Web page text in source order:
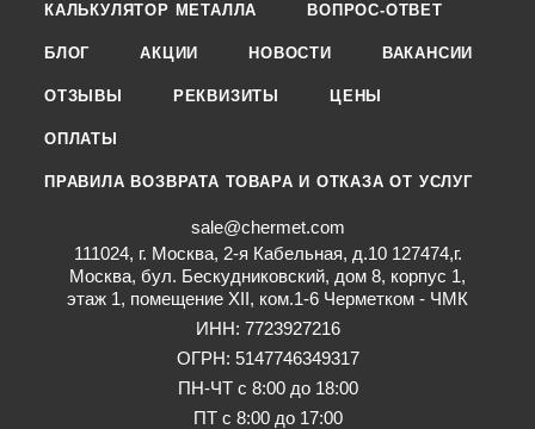
КАЛЬКУЛЯТОР МЕТАЛЛА ВОПРОС-ОТВЕТ
БЛОГ АКЦИИ НОВОСТИ ВАКАНСИИ
ОТЗЫВЫ РЕКВИЗИТЫ ЦЕНЫ
ОПЛАТЫ
ПРАВИЛА ВОЗВРАТА ТОВАРА И ОТКАЗА ОТ УСЛУГ
sale@chermet.com
111024, г. Москва, 2-я Кабельная, д.10 127474,г.
Москва, бул. Бескудниковский, дом 8, корпус 1,
этаж 1, помещение XII, ком.1-6 Черметком - ЧМК
ИНН: 7723927216
ОГРН: 5147746349317
ПН-ЧТ с 8:00 до 18:00
ПТ с 8:00 до 17:00